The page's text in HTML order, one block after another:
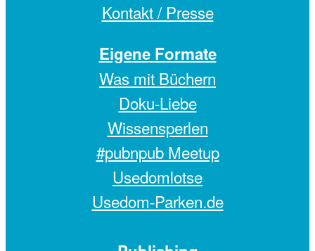
Kontakt / Presse
Eigene Formate
Was mit Büchern
Doku-Liebe
Wissensperlen
#pubnpub Meetup
Usedomlotse
Usedom-Parken.de